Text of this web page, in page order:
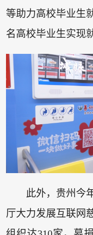
等助力高校毕业生
名高校毕业生实现
此外，贵州今
厅大力发展互联网